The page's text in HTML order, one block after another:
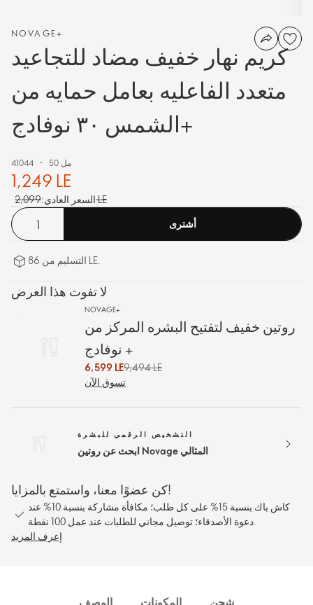
NOVAGE+
كريم نهار خفيف مضاد للتجاعيد
متعدد الفاعليه بعامل حمايه من
الشمس ٣٠ نوفادج+
41044 50 مل
1,249 LE
السعر العادي:2,099 LE
أشترى
التسليم من 86 LE.
لا تفوت هذا العرض
NOVAGE+
روتين خفيف لتفتيح البشره المركز من
نوفادج +
6,599 LE9,494 LE
تسوق الآن
التشخيص الرقمي للبشرة
ابحث عن روتين Novage المثالي
كن عضوًا معنا، واستمتع بالمزايا!
كاش باك بنسبة 15% على كل طلب؛ مكافأة مشاركة بنسبة 10% عند
دعوة الأصدقاء؛ توصيل مجاني للطلبات عند عمل 100 نقطة.
إعرف المزيد